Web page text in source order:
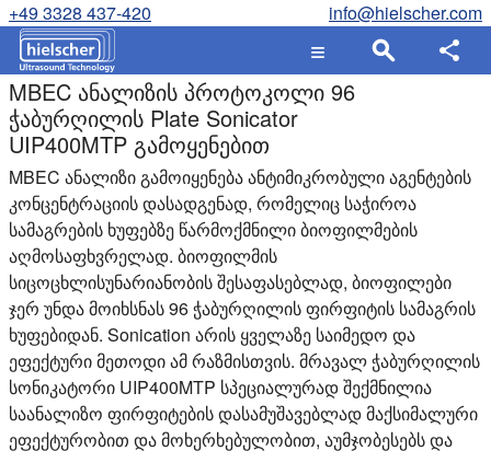
+49 3328 437-420 info@hielscher.com
MBEC ანალიზის პროტოკოლი 96
ჭაბურღილის Plate Sonicator
UIP400MTP გამოყენებით
MBEC ანალიზი გამოიყენება ანტიმიკრობული აგენტების
კონცენტრაციის დასადგენად, რომელიც საჭიროა
სამაგრების ხუფებზე წარმოქმნილი ბიოფილმების
აღმოსაფხვრელად. ბიოფილმის
სიცოცხლისუნარიანობის შესაფასებლად, ბიოფილები
ჯერ უნდა მოიხსნას 96 ჭაბურღილის ფირფიტის სამაგრის
ხუფებიდან. Sonication არის ყველაზე საიმედო და
ეფექტური მეთოდი ამ რაზმისთვის. მრავალ ჭაბურღილის
სონიკატორი UIP400MTP სპეციალურად შექმნილია
საანალიზო ფირფიტების დასამუშავებლად მაქსიმალური
ეფექტურობით და მოხერხებულობით, აუმჯობესებს და